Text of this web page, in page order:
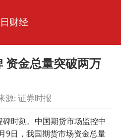
财经
资金总量突破两万
源: 证券时报
时刻。中国期货市场监控中
9日，我国期货市场资金总量